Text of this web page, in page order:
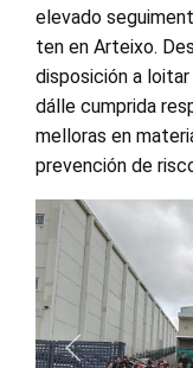
elevado
ten en Arteixo.
disposición a
dálle cumprida
melloras en
prevención de